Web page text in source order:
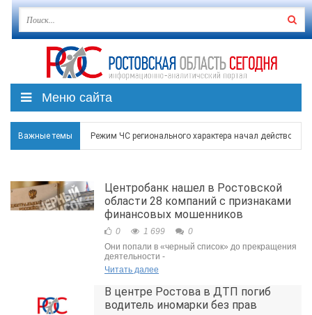
Меню сайта
Важные темы Режим ЧС регионального характера начал
В Ростове задержан подозреваемый в ночном
Среди детей, ставших жертвами вражеской атаки в
Около 150 беспилотников прошедшей ночью
Центробанк нашел в Ростовской
области 28 компаний с признаками
финансовых мошенников
0 1 699
0
Они попали в «черный список» до прекращения
деятельности -
Читать далее
В центре Ростова в ДТП погиб
водитель иномарки без прав